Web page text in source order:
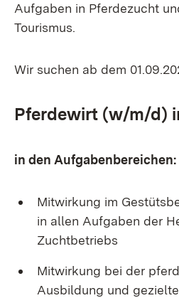
Aufgaben in Pferdezucht
Tourismus.
Wir suchen ab dem
Pferdewirt (w/m/d)
in den Aufgabenbereichen:
Mitwirkung im
in allen Aufgaben der
Zuchtbetriebs
Mitwirkung bei der
Ausbildung und